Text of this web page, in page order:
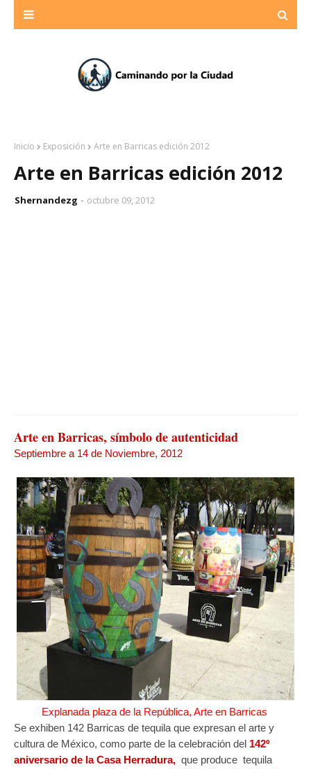
Inicio Exposición Arte en Barricas edición 2012
Arte en Barricas edición 2012
Shernandezg octubre 09, 2012
Arte en Barricas, símbolo de autenticidad
Septiembre a 14 de Noviembre, 2012
Explanada plaza de la República, Arte en Barricas
Se exhiben 142 Barricas de tequila que expresan el arte y
cultura de México, como parte de la celebración del 142º
aniversario de la Casa Herradura, que produce tequila